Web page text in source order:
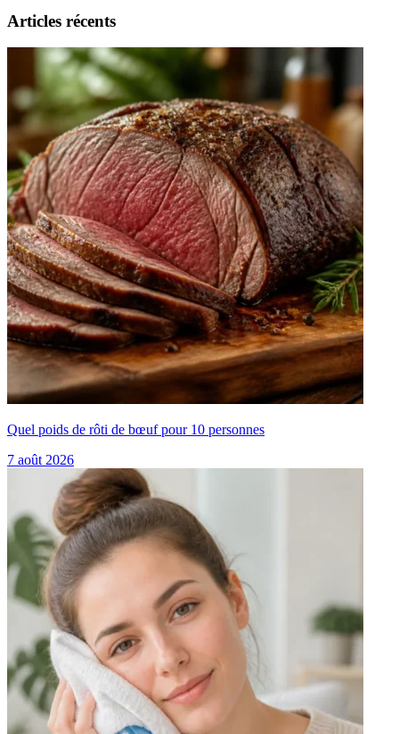
Articles récents
Quel poids de rôti de bœuf pour 10 personnes
7 août 2026